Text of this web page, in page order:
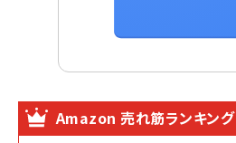
Amazon 売れ筋ランキング